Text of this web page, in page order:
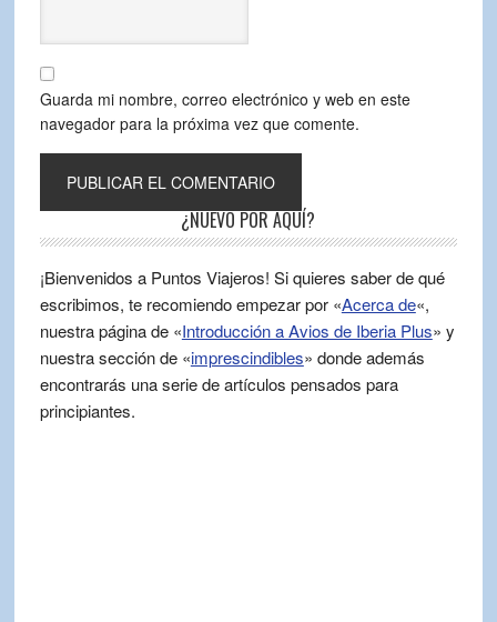
Guarda mi nombre, correo electrónico y web en este
navegador para la próxima vez que comente.
¿NUEVO POR AQUÍ?
¡Bienvenidos a Puntos Viajeros! Si quieres saber de qué
escribimos, te recomiendo empezar por «Acerca de«,
nuestra página de «Introducción a Avios de Iberia Plus» y
nuestra sección de «imprescindibles» donde además
encontrarás una serie de artículos pensados para
principiantes.